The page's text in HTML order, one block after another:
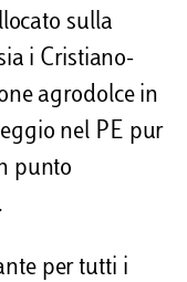
sulla
i Cristiano-
agrodolce in
nel PE pur
punto
per tutti i